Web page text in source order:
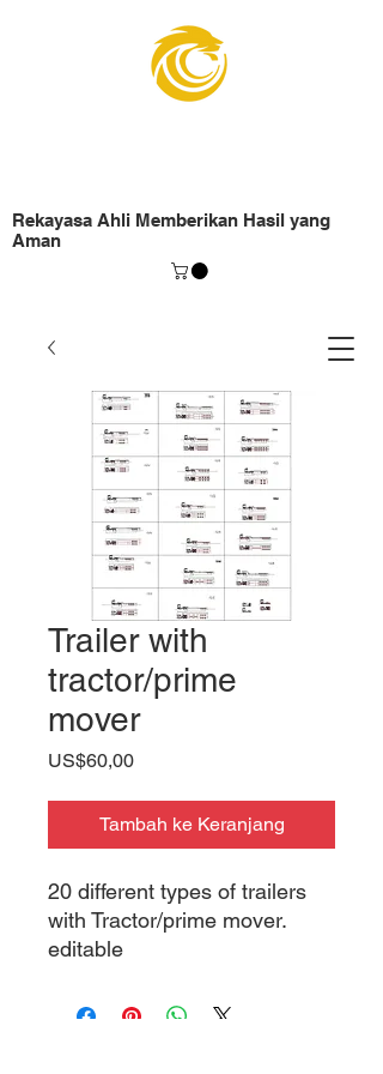
Rekayasa Ahli Memberikan Hasil yang
Aman
Trailer with
tractor/prime
mover
US$60,00Harga
Tambah ke Keranjang
20 different types of trailers
with Tractor/prime mover.
editable